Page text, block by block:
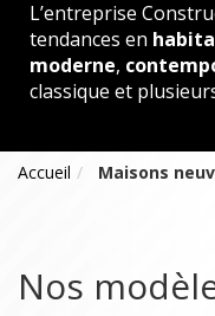
L’entreprise
tendances en
moderne,
classique et
Accueil Maisons
Nos